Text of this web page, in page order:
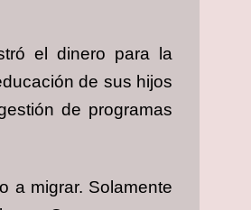
el dinero para la
de sus hijos
de programas
a migrar. Solamente